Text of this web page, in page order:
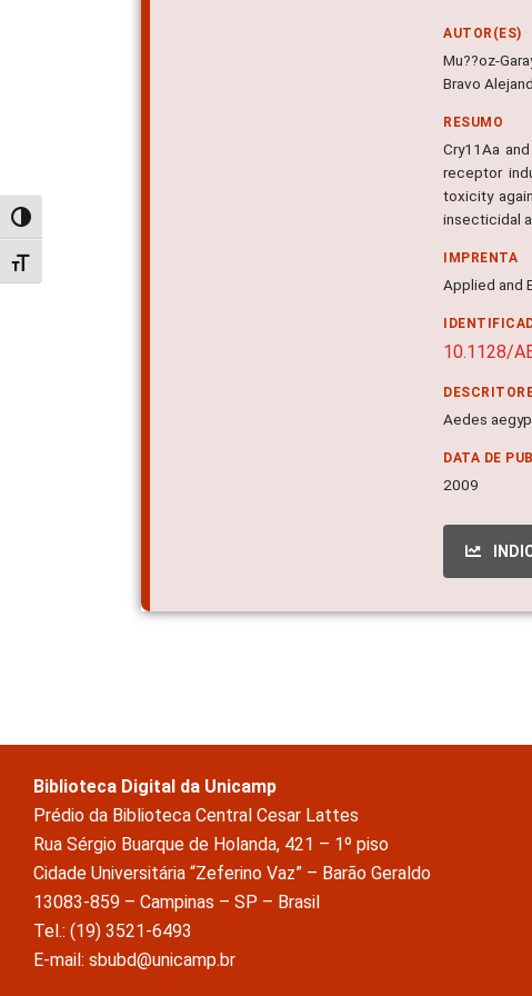
Alternar alto contraste
Alternar tamanho da fonte
AUTOR(ES)
Mu??oz-
Bravo
RESUMO
Cry11Aa
receptor
toxicity
insecticidal
IMPRENTA
Applied and
10.1128/
Aedes
DATA DE
2009
Biblioteca Digital da Unicamp
Prédio da Biblioteca Central Cesar Lattes
Rua Sérgio Buarque de Holanda, 421 – 1º piso
Cidade Universitária “Zeferino Vaz” – Barão Geraldo
13083-859 – Campinas – SP – Brasil
Tel.: (19) 3521-6493
E-mail: sbubd@unicamp.br